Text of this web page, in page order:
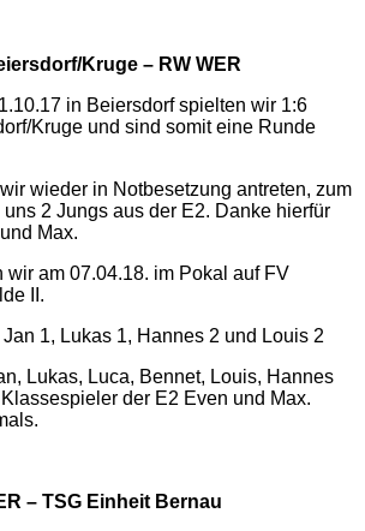
Kruge – RW WER
in Beiersdorf spielten wir 1:6
Kruge und sind somit eine Runde
wieder in Notbesetzung antreten, zum
2 Jungs aus der E2. Danke hierfür
Max.
wir am 07.04.18. im Pokal auf FV
II.
1, Lukas 1, Hannes 2 und Louis 2
Lukas, Luca, Bennet, Louis, Hannes
der E2 Even und Max.
– TSG Einheit Bernau